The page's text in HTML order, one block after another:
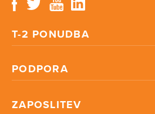
T-2 PONUDBA
PODPORA
ZAPOSLITEV